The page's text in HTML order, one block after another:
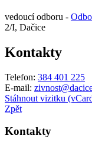
vedoucí odboru -
2/I, Dačice
Kontakty
Telefon: 384 401 225
E-mail:
Stáhnout vizitku
Zpět
Kontakty